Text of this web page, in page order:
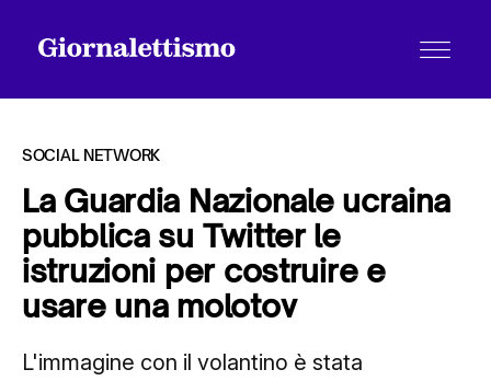
Tutti gli articoli
SOCIAL NETWORK
La Guardia Nazionale ucraina
pubblica su Twitter le
istruzioni per costruire e
usare una molotov
L'immagine con il volantino è stata